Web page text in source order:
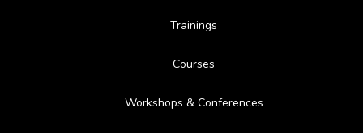
Trainings
Courses
Workshops & Conferences